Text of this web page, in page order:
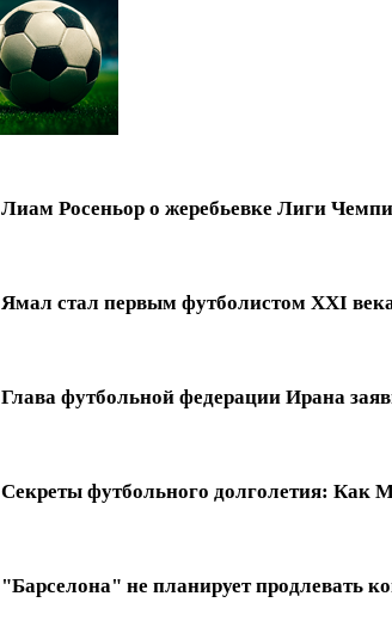
Лиам Росеньор о жеребьевке Лиги
Ямал стал первым футболистом XXI
Глава футбольной федерации Ирана
Секреты футбольного долголетия: Как
"Барселона" не планирует продлевать